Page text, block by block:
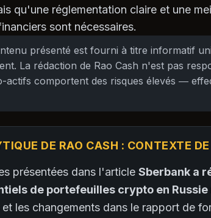
qu'une réglementation claire et une
sont nécessaires.
présenté est fourni à titre informatif
La rédaction de Rao Cash n'est pas
actifs comportent des risques élevés —
DE RAO CASH : CONTEXTE
présentées dans l'article Sberbank a
de portefeuilles crypto en Russie
les changements dans le rapport de